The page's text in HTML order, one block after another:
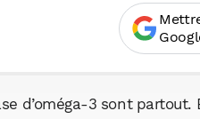
d’oméga-3 sont